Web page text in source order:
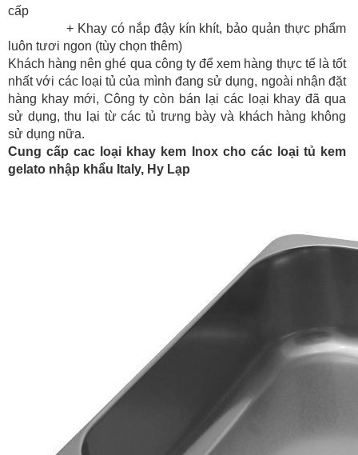
cấp
+ Khay có nắp đậy kín khít, bảo quản thực phẩm
luôn tươi ngon (tùy chọn thêm)
Khách hàng nên ghé qua công ty để xem hàng thực tế là tốt
nhất với các loại tủ của mình đang sử dụng, ngoài nhận đặt
hàng khay mới, Công ty còn bán lại các loại khay đã qua
sử dụng, thu lại từ các tủ trưng bày và khách hàng không
sử dụng nữa.
Cung cấp cac loại khay kem Inox cho các loại tủ kem
gelato nhập khẩu Italy, Hy Lạp